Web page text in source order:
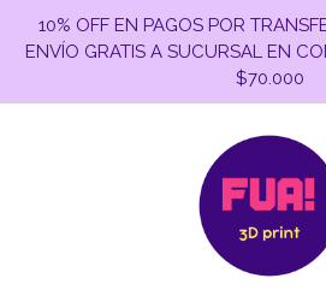
10% OFF EN PAGOS POR
ENVÍO GRATIS A SUCURSAL EN
$70.000